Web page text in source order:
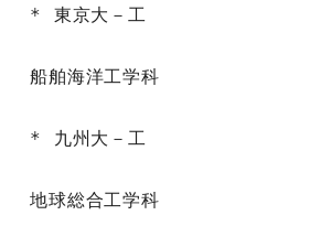
* 東京大－工
船舶海洋工学科
* 九州大－工
地球総合工学科